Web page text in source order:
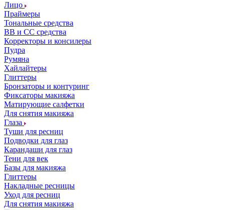
Лицо
Праймеры
Тональные средства
ВВ и СС средства
Корректоры и консилеры
Пудра
Румяна
Хайлайтеры
Глиттеры
Бронзаторы и контуринг
Фиксаторы макияжа
Матирующие салфетки
Для снятия макияжа
Глаза
Туши для ресниц
Подводки для глаз
Карандаши для глаз
Тени для век
Базы для макияжа
Глиттеры
Накладные ресницы
Уход для ресниц
Для снятия макияжа